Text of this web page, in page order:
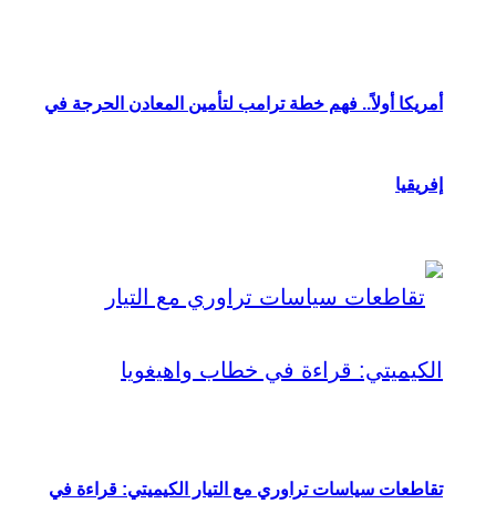
أمريكا أولاً.. فهم خطة ترامب لتأمين المعادن الحرجة في
إفريقيا
تقاطعات سياسات تراوري مع التيار الكيميتي: قراءة في